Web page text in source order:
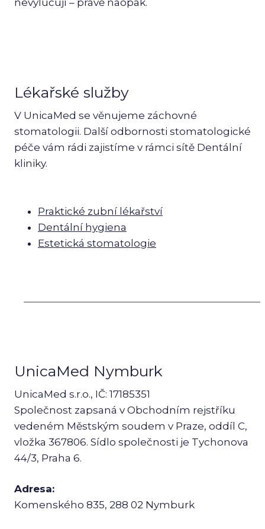
nevylučují – právě naopak.
Lékařské služby
V UnicaMed se věnujeme záchovné
stomatologii. Další odbornosti stomatologické
péče vám rádi zajistíme v rámci sítě Dentální
kliniky.
Praktické zubní lékařství
Dentální hygiena
Estetická stomatologie
UnicaMed Nymburk
UnicaMed s.r.o., IČ: 17185351
Společnost zapsaná v Obchodním rejstříku
vedeném Městským soudem v Praze, oddíl C,
vložka 367806. Sídlo společnosti je Tychonova
44/3, Praha 6.
Adresa:
Komenského 835, 288 02 Nymburk